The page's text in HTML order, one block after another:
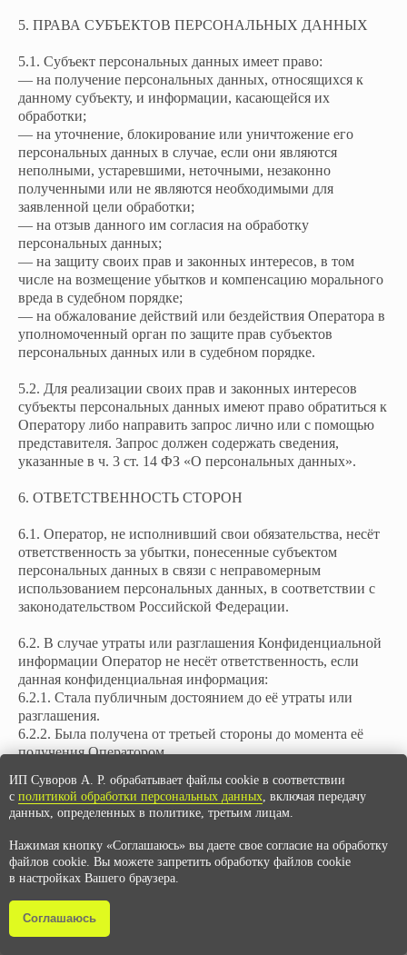
5. ПРАВА СУБЪЕКТОВ ПЕРСОНАЛЬНЫХ ДАННЫХ
5.1. Субъект персональных данных имеет право:
— на получение персональных данных, относящихся к
данному субъекту, и информации, касающейся их
обработки;
— на уточнение, блокирование или уничтожение его
персональных данных в случае, если они являются
неполными, устаревшими, неточными, незаконно
полученными или не являются необходимыми для
заявленной цели обработки;
— на отзыв данного им согласия на обработку
персональных данных;
— на защиту своих прав и законных интересов, в том
числе на возмещение убытков и компенсацию морального
вреда в судебном порядке;
— на обжалование действий или бездействия Оператора в
уполномоченный орган по защите прав субъектов
персональных данных или в судебном порядке.
5.2. Для реализации своих прав и законных интересов
субъекты персональных данных имеют право обратиться к
Оператору либо направить запрос лично или с помощью
представителя. Запрос должен содержать сведения,
указанные в ч. 3 ст. 14 ФЗ «О персональных данных».
6. ОТВЕТСТВЕННОСТЬ СТОРОН
6.1. Оператор, не исполнивший свои обязательства, несёт
ответственность за убытки, понесенные субъектом
персональных данных в связи с неправомерным
использованием персональных данных, в соответствии с
законодательством Российской Федерации.
6.2. В случае утраты или разглашения Конфиденциальной
информации Оператор не несёт ответственность, если
данная конфиденциальная информация:
6.2.1. Стала публичным достоянием до её утраты или
разглашения.
6.2.2. Была получена от третьей стороны до момента её
получения Оператором.
данных.
6.3. В случае утечки персональных данных субъекта
персональных данных, Оператор обязан уведомить
соответствующие государственные органы об утечки
персональных данных и о результатах расследования
данной утечки, в сроки предусмотренные действующим
законодательством РФ.
БЕСПЛАТНАЯ ДОСТАВКА
ИП Суворов А. Р. обрабатывает файлы cookie в соответствии
с политикой обработки персональных данных, включая передачу
данных, определенных в политике, третьим лицам.
Нажимая кнопку «Соглашаюсь» вы даете свое согласие на обработку
файлов cookie. Вы можете запретить обработку файлов cookie
в настройках Вашего браузера.
Соглашаюсь